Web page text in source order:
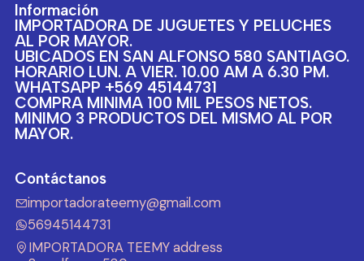
Información
IMPORTADORA DE JUGUETES Y PELUCHES
AL POR MAYOR.
UBICADOS EN SAN ALFONSO 580 SANTIAGO.
HORARIO LUN. A VIER. 10.00 AM A 6.30 PM.
WHATSAPP +569 45144731
COMPRA MINIMA 100 MIL PESOS NETOS.
MINIMO 3 PRODUCTOS DEL MISMO AL POR
MAYOR.
Contáctanos
importadorateemy@gmail.com
56945144731
IMPORTADORA TEEMY address